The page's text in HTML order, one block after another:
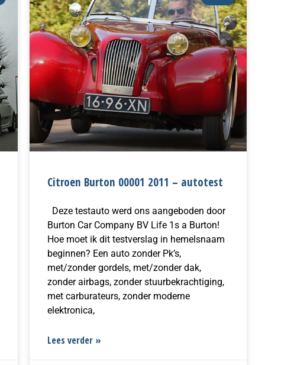
Citroen Burton 00001 2011 – autotest
Deze testauto werd ons aangeboden door
Burton Car Company BV Life 1s a Burton!
Hoe moet ik dit testverslag in hemelsnaam
beginnen? Een auto zonder Pk’s,
met/zonder gordels, met/zonder dak,
zonder airbags, zonder stuurbekrachtiging,
met carburateurs, zonder moderne
elektronica,
Lees verder »